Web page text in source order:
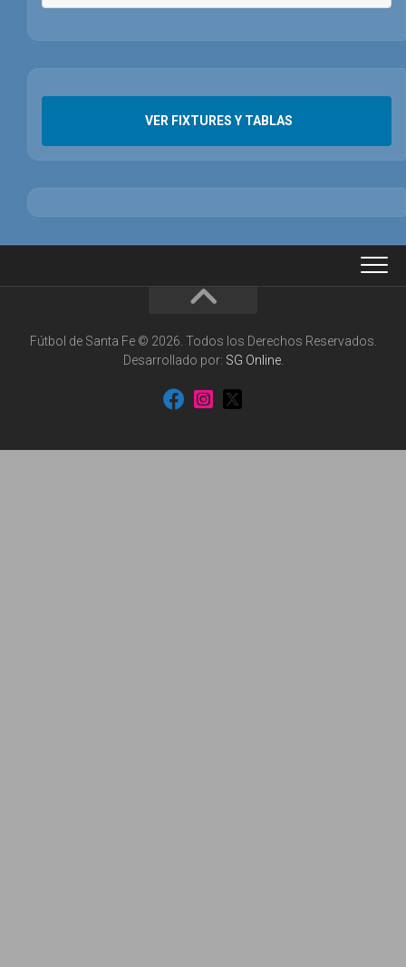
VER FIXTURES Y TABLAS
Fútbol de Santa Fe © 2026. Todos los Derechos Reservados.
Desarrollado por: SG Online.